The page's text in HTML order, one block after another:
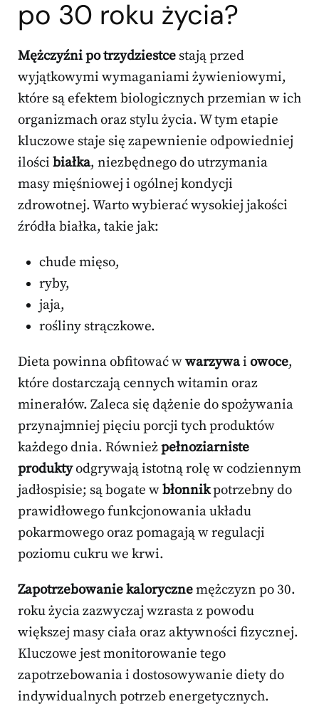
po 30 roku życia?
Mężczyźni po trzydziestce stają przed
wyjątkowymi wymaganiami żywieniowymi,
które są efektem biologicznych przemian w ich
organizmach oraz stylu życia. W tym etapie
kluczowe staje się zapewnienie odpowiedniej
ilości białka, niezbędnego do utrzymania
masy mięśniowej i ogólnej kondycji
zdrowotnej. Warto wybierać wysokiej jakości
źródła białka, takie jak:
chude mięso,
ryby,
jaja,
rośliny strączkowe.
Dieta powinna obfitować wwarzywai owoce,
które dostarczają cennych witamin oraz
minerałów. Zaleca się dążenie do spożywania
przynajmniej pięciu porcji tych produktów
każdego dnia. Równieżpełnoziarniste
produktyodgrywają istotną rolę w codziennym
jadłospisie; są bogate wbłonnikpotrzebny do
prawidłowego funkcjonowania układu
pokarmowego oraz pomagają w regulacji
poziomu cukru we krwi.
Zapotrzebowanie kalorycznemężczyzn po 30.
roku życia zazwyczaj wzrasta z powodu
większej masy ciała oraz aktywności fizycznej.
Kluczowe jest monitorowanie tego
zapotrzebowania i dostosowywanie diety do
indywidualnych potrzeb energetycznych.